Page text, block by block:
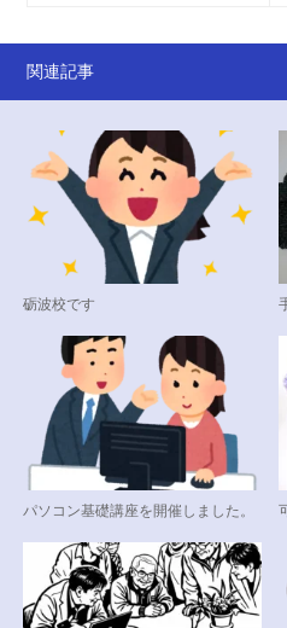
関連記事
砺波校です
パソコン基礎講座を開催しました。